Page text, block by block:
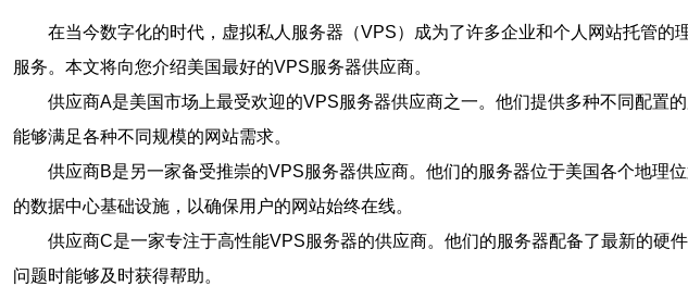
在当今数字化的时代，虚拟私人服务器（VPS）成为了许多企业和个人网站托管
服务。本文将向您介绍美国最好的VPS服务器供应商。
供应商A是美国市场上最受欢迎的VPS服务器供应商之一。他们提供多种不同配置
能够满足各种不同规模的网站需求。
供应商B是另一家备受推崇的VPS服务器供应商。他们的服务器位于美国各个地理
的数据中心基础设施，以确保用户的网站始终在线。
供应商C是一家专注于高性能VPS服务器的供应商。他们的服务器配备了最新的硬
问题时能够及时获得帮助。